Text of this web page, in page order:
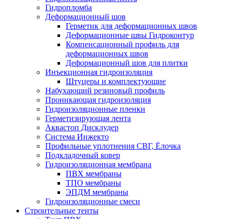
Гидропломба
Деформационный шов
Герметик для деформационных швов
Деформационные швы Гидроконтур
Компенсационный профиль для
деформационных швов
Деформационный шов для плитки
Инъекционная гидроизоляция
Штуцеры и комплектующие
Набухающий резиновый профиль
Проникающая гидроизоляция
Гидроизоляционные пленки
Герметизирующая лента
Аквастоп Дисклудер
Система Инжекто
Профильные уплотнения СВГ, Ёлочка
Подкладочный ковер
Гидроизоляционная мембрана
ПВХ мембраны
ТПО мембраны
ЭПДМ мембраны
Гидроизоляционные смеси
Строительные тенты